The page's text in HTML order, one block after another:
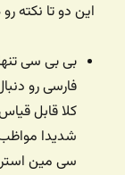
این دو تا نکته
بی بی سی
فارسی رو
کلا قابل
سی مین